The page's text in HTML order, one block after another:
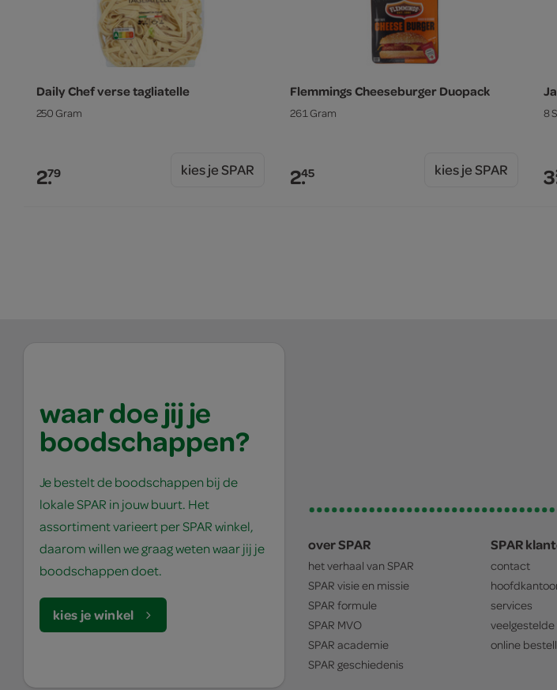
Daily Chef verse tagliatelle
250 Gram
2.79 kies je SPAR
Flemmings Cheeseburger Duopack
261 Gram
2.45 kies je SPAR
8
waar doe jij je
boodschappen?
Je bestelt de boodschappen bij de
lokale SPAR in jouw buurt. Het
assortiment varieert per SPAR winkel,
daarom willen we graag weten waar jij je
boodschappen doet.
kies je winkel
over SPAR
het verhaal van SPAR
SPAR visie en missie
SPAR formule
SPAR MVO
SPAR academie
SPAR geschiedenis
SPAR
contact
services
veelgestelde
online